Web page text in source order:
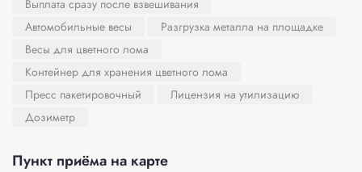
Выплата сразу после взвешивания
Автомобильные весы
Разгрузка металла на площадке
Весы для цветного лома
Контейнер для хранения цветного лома
Пресс пакетировочный
Лицензия на утилизацию
Дозиметр
Пункт приёма на карте